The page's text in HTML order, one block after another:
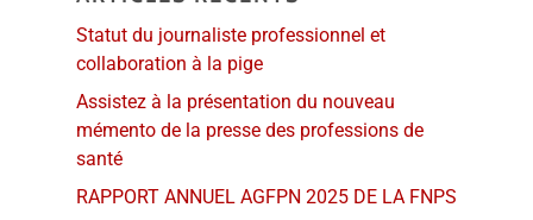
Statut du journaliste professionnel et
collaboration à la pige
Assistez à la présentation du nouveau
mémento de la presse des professions de
santé
RAPPORT ANNUEL AGFPN 2025 DE LA FNPS